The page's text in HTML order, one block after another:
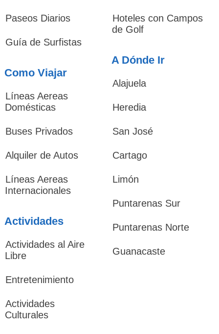
Paseos Diarios
Guía de Surfistas
Como Viajar
Líneas Aereas
Domésticas
Buses Privados
Alquiler de Autos
Líneas Aereas
Internacionales
Actividades
Actividades al Aire
Libre
Entretenimiento
Actividades
Culturales
Hoteles con Campos
de Golf
A Dónde Ir
Alajuela
Heredia
San José
Cartago
Limón
Puntarenas Sur
Puntarenas Norte
Guanacaste